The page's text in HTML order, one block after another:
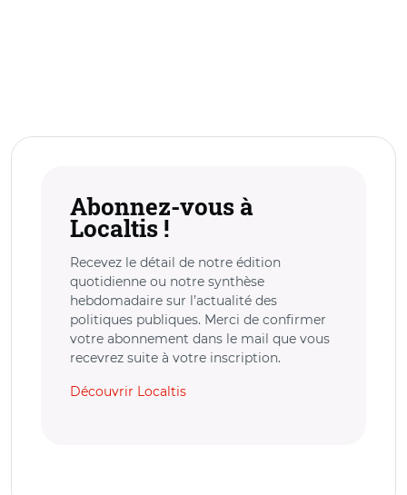
Abonnez-vous à
Localtis !
Recevez le détail de notre édition
quotidienne ou notre synthèse
hebdomadaire sur l’actualité des
politiques publiques. Merci de confirmer
votre abonnement dans le mail que vous
recevrez suite à votre inscription.
Découvrir Localtis